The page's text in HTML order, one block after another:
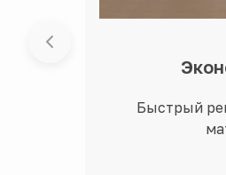
Быстрый